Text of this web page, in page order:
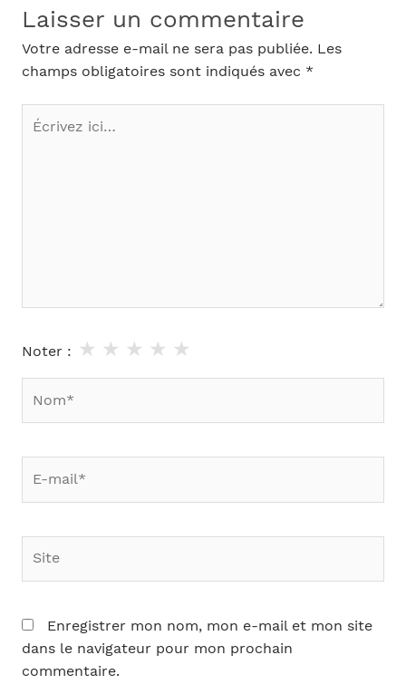
Laisser un commentaire
Votre adresse e-mail ne sera pas publiée. Les
champs obligatoires sont indiqués avec *
Écrivez
ici…
Noter : ★
★
★
★
★
Enregistrer mon nom, mon e-mail et mon site
dans le navigateur pour mon prochain
commentaire.